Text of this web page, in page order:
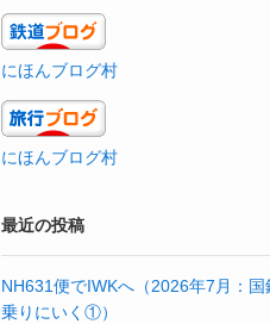
にほんブログ村
にほんブログ村
最近の投稿
NH631便でIWKへ（2026年7月：国
乗りにいく①）